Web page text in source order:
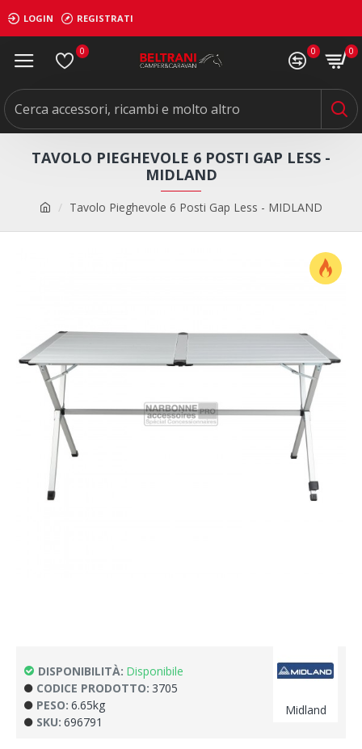
LOGIN REGISTRATI
0 0 0
Tavolo Pieghevole 6 Posti Gap Less - MIDLAND
TAVOLO PIEGHEVOLE 6 POSTI GAP LESS -
MIDLAND
DISPONIBILITÀ: Disponibile
CODICE PRODOTTO: 3705
PESO: 6.65kg
SKU: 696791
Midland